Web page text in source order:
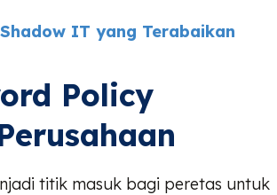
IT yang Terabaikan
Policy
titik masuk bagi peretas untuk